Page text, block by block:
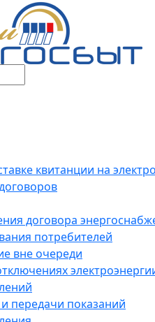
квитанции на
договора
потребителей
вне очереди
передачи показаний